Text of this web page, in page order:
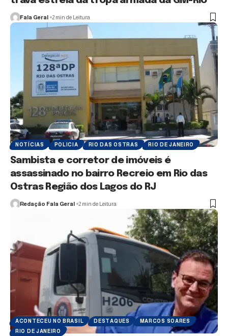
Fala Geral 2 min de Leitura
NOTÍCIAS POLICIA RIO DAS OSTRAS RIO DE JANEIRO
Sambista e corretor de imóveis é
assassinado no bairro Recreio em Rio das
Ostras Região dos Lagos do RJ
Redação Fala Geral 2 min de Leitura
ACONTECEU NO BRASIL DESTAQUES
MARCOS SOARES
RIO DE JANEIRO